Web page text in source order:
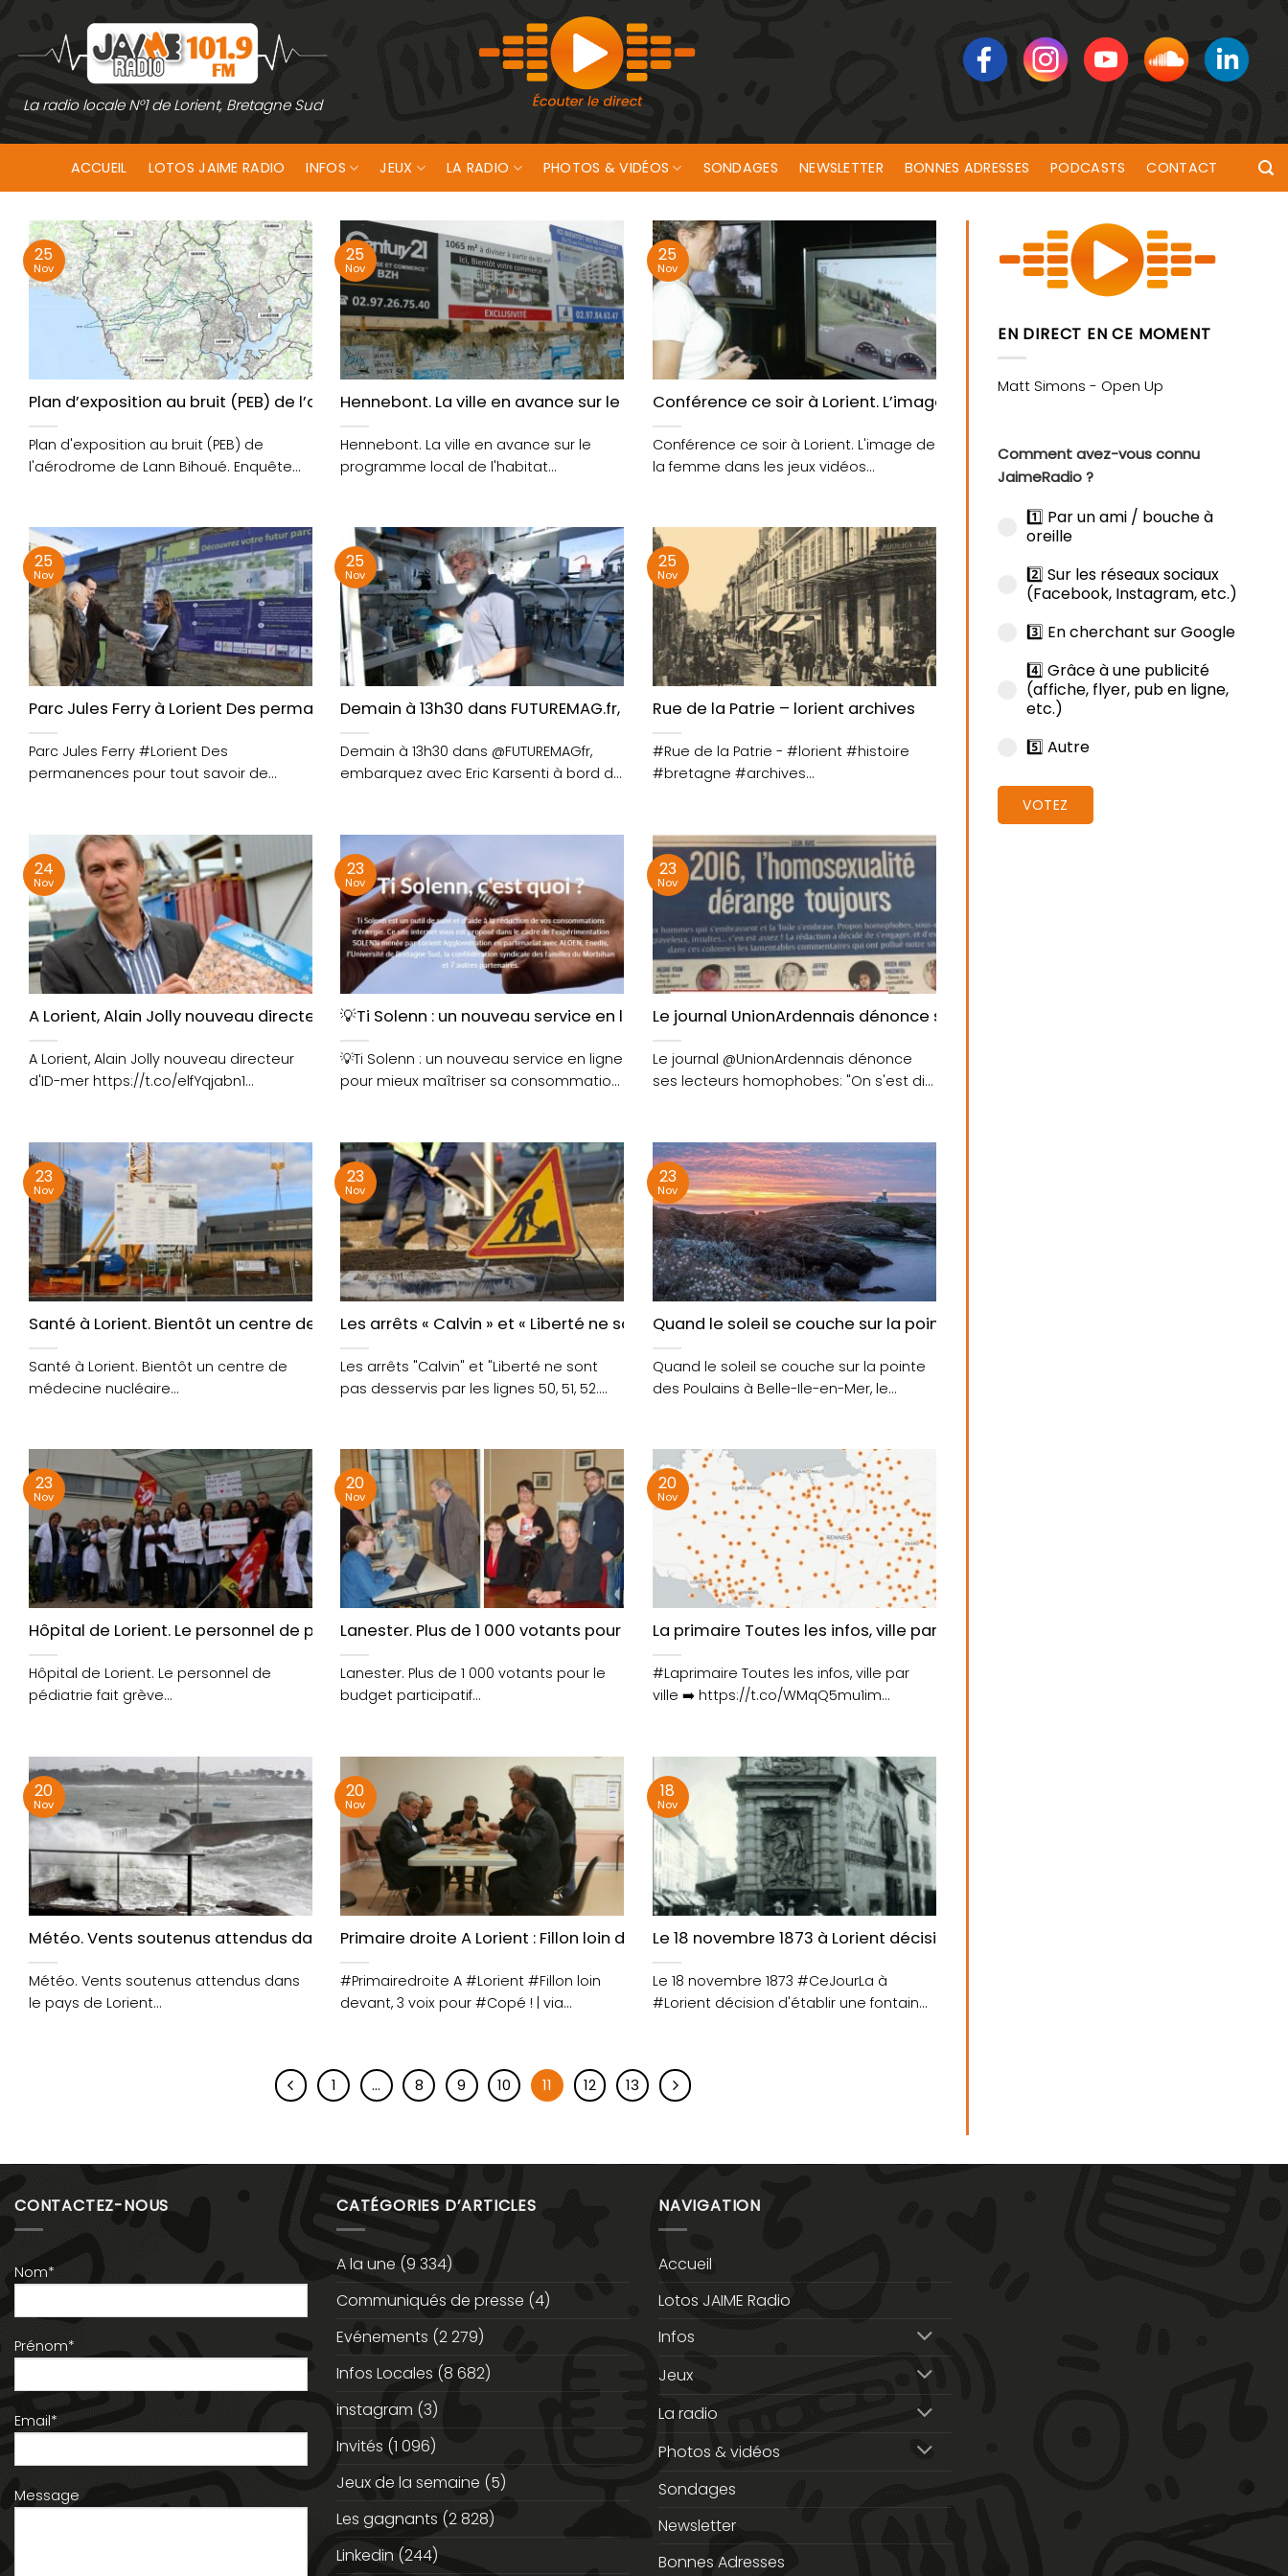
contenu
La radio locale N°1 de Lorient, Bretagne Sud
ACCUEIL LOTOS JAIME RADIO INFOS JEUX LA RADIO PHOTOS & VIDÉOS SONDAGES NEWSLETTER BONNES ADRESSES PODCASTS CONTACT
Plan d’exposition au bruit (PEB) de l’aérodrome de Lann Bihoué. Enquête publique
Plan d'exposition au bruit (PEB) de
l'aérodrome de Lann Bihoué. Enquête
25
Nov
Hennebont. La ville en avance sur le programme local de l’habitat
Hennebont. La ville en avance sur le
programme local de l'habitat
25
Nov
Conférence ce soir à Lorient. L’image de la femme dans les jeux vidéos
Conférence ce soir à Lorient. L'image de
la femme dans les jeux vidéos
25
Nov
Parc Jules Ferry à Lorient Des permanences pour tout savoir de l’histoire du lieu
Parc Jules Ferry #Lorient Des
permanences pour tout savoir de
25
Nov
Demain à 13h30 dans FUTUREMAG.fr, embarquez avec Eric Karsenti à bord de Tara
Demain à 13h30 dans @FUTUREMAGfr,
embarquez avec Eric Karsenti à bord de
25
Nov
Rue de la Patrie – lorient archives
#Rue de la Patrie - #lorient #histoire
#bretagne #archives
25
Nov
A Lorient, Alain Jolly nouveau directeur d’ID-mer
A Lorient, Alain Jolly nouveau directeur
d'ID-mer https://t.co/elfYqjabn1
24
Nov
💡Ti Solenn : un nouveau service en ligne pour mieux maîtriser sa consommatio…
💡Ti Solenn : un nouveau service en ligne
pour mieux maîtriser sa consommation
23
Nov
Le journal UnionArdennais dénonce ses lecteurs homophobes:
Le journal @UnionArdennais dénonce
ses lecteurs homophobes: "On s'est dit
23
Nov
Santé à Lorient. Bientôt un centre de médecine nucléaire
Santé à Lorient. Bientôt un centre de
médecine nucléaire
23
Nov
Les arrêts « Calvin » et « Liberté ne sont pas desservis par les lignes 50, 51, …
Les arrêts "Calvin" et "Liberté ne sont
pas desservis par les lignes 50, 51, 52....
23
Nov
Quand le soleil se couche sur la pointe des Poulains à Belle-Ile-en-Mer…
Quand le soleil se couche sur la pointe
des Poulains à Belle-Ile-en-Mer, le
23
Nov
Hôpital de Lorient. Le personnel de pédiatrie fait grève
Hôpital de Lorient. Le personnel de
pédiatrie fait grève
23
Nov
Lanester. Plus de 1 000 votants pour le budget participat…
Lanester. Plus de 1 000 votants pour le
budget participatif
20
Nov
La primaire Toutes les infos, ville par ville
#Laprimaire Toutes les infos, ville par
ville ➡️ https://t.co/WMqQ5mu1im
20
Nov
Météo. Vents soutenus attendus dans le pays de Lorient
Météo. Vents soutenus attendus dans
le pays de Lorient
20
Nov
Primaire droite A Lorient : Fillon loin devant, 3 voix pour Copé !
#Primairedroite A #Lorient #Fillon loin
devant, 3 voix pour #Copé ! | via
20
Nov
Le 18 novembre 1873 à Lorient décision d’établir une fontaine publique
Le 18 novembre 1873 #CeJourLa à
#Lorient décision d'établir une fontaine
18
Nov
1 … 8 9 10 11 12 13
EN DIRECT EN CE MOMENT
Comment avez-vous connu
JaimeRadio ?
1️⃣ Par un ami / bouche à
oreille
2️⃣ Sur les réseaux sociaux
(Facebook, Instagram, etc.)
3️⃣ En cherchant sur Google
4️⃣ Grâce à une publicité
(affiche, flyer, pub en ligne,
etc.)
5️⃣ Autre
VOTEZ
CONTACTEZ-NOUS
Nom*
Prénom*
Email*
Message
CATÉGORIES D’ARTICLES
A la une (9 334)
Communiqués de presse (4)
Evénements (2 279)
Infos Locales (8 682)
instagram (3)
Invités (1 096)
Jeux de la semaine (5)
Les gagnants (2 828)
Linkedin (244)
NAVIGATION
Accueil
Lotos JAIME Radio
Infos
Jeux
La radio
Photos & vidéos
Sondages
Newsletter
Bonnes Adresses